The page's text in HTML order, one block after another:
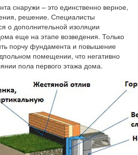
снаружи – это единственно верное,
решение. Специалисты
о дополнительной изоляции
еще на этапе возведения. Только
порчу фундамента и повышение
помещении, что негативно
пола первого этажа дома.